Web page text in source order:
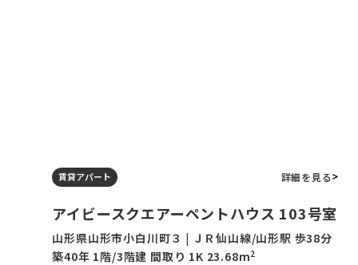
賃貸アパート 詳細を見る
アイビースクエアーペントハウス 103号室
山形県山形市小白川町３ | ＪＲ仙山線/山形駅 歩38分
築40年 1階/3階建 間取り 1K 23.68m2